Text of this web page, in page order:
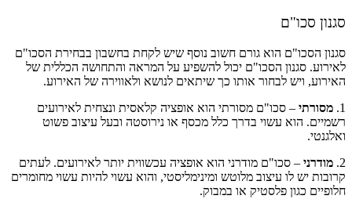
סגנון סכו"ם
סגנון הסכו"ם הוא גורם חשוב נוסף שיש לקחת בחשבון בבחירת הסכו"ם
לאירוע. סגנון הסכו"ם יכול להשפיע על המראה והתחושה הכללית של
האירוע, ויש לבחור אותו כך שיתאים לנושא ולאווירה של האירוע.
1. מסורתי – סכו"ם מסורתי הוא אופציה קלאסית ונצחית לאירועים
רשמיים. הוא עשוי בדרך כלל מכסף או נירוסטה ובעל עיצוב פשוט
ואלגנטי.
2. מודרני – סכו"ם מודרני הוא אופציה עכשווית יותר לאירועים. לעתים
קרובות יש לו עיצוב מלוטש ומינימליסטי, והוא עשוי להיות עשוי מחומרים
חלופיים כגון פלסטיק או במבוק.